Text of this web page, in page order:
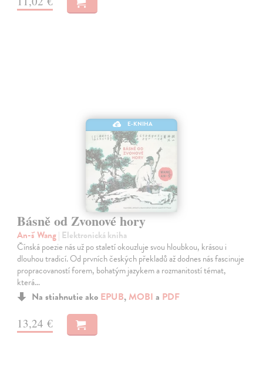
E-KNIHA
Básně od Zvonové hory
An-š' Wang| Elektronická kniha
Čínská poezie nás už po staletí okouzluje svou hloubkou, krásou i
dlouhou tradicí. Od prvních českých překladů až dodnes nás fascinuje
propracovaností forem, bohatým jazykem a rozmanitostí témat,
která…
Na stiahnutie ako EPUB, MOBI a PDF
13,24 €